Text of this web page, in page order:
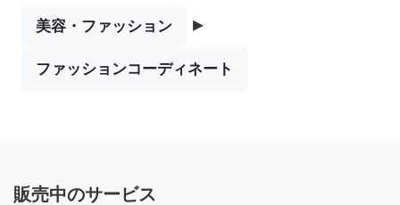
美容・ファッション ▸
ファッションコーディネート
販売中のサービス